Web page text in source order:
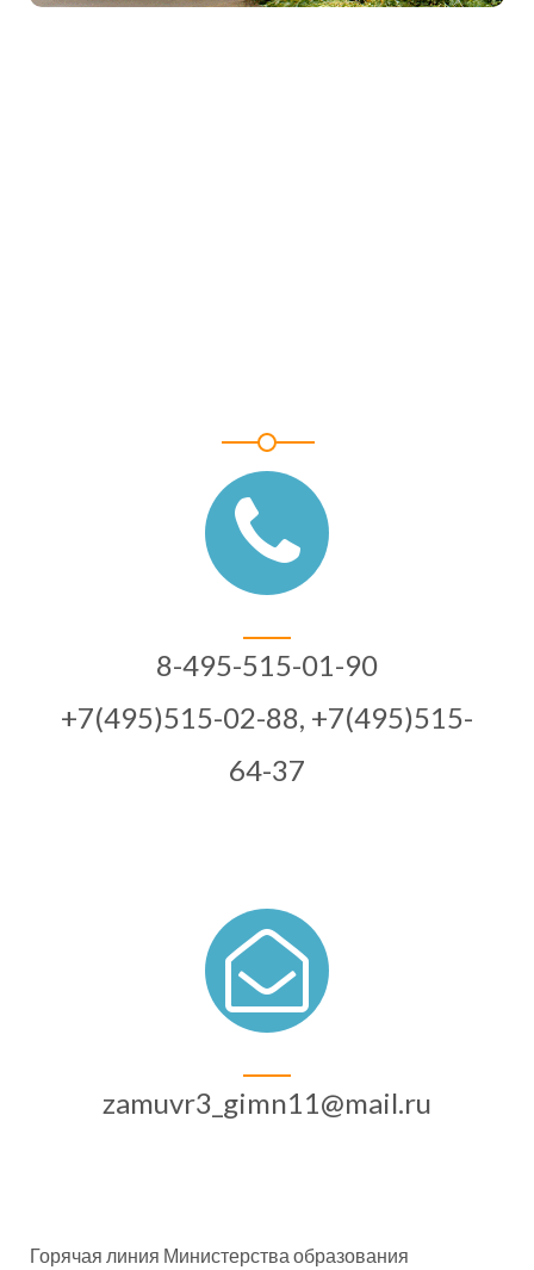
8-495-515-01-90
+7(495)515-02-88, +7(495)515-
64-37
zamuvr3_gimn11@mail.ru
Горячая линия Министерства образования